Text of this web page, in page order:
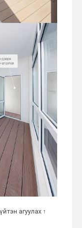
агуулах ↑